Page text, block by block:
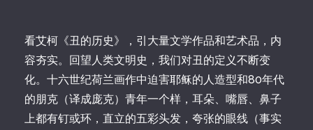
看艾柯《丑的历史》，引大量文学作品和艺术品，内
容夯实。回望人类文明史，我们对丑的定义不断变
化。十六世纪荷兰画作中迫害耶稣的人造型和80年代
的朋克（译成庞克）青年一个样，耳朵、嘴唇、鼻子
上都有钉或环，直立的五彩头发，夸张的眼线（事实